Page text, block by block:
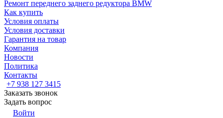
Ремонт переднего заднего редуктора BMW
Как купить
Условия оплаты
Условия доставки
Гарантия на товар
Компания
Новости
Политика
Контакты
+7 938 127 3415
Заказать звонок
Задать вопрос
Войти